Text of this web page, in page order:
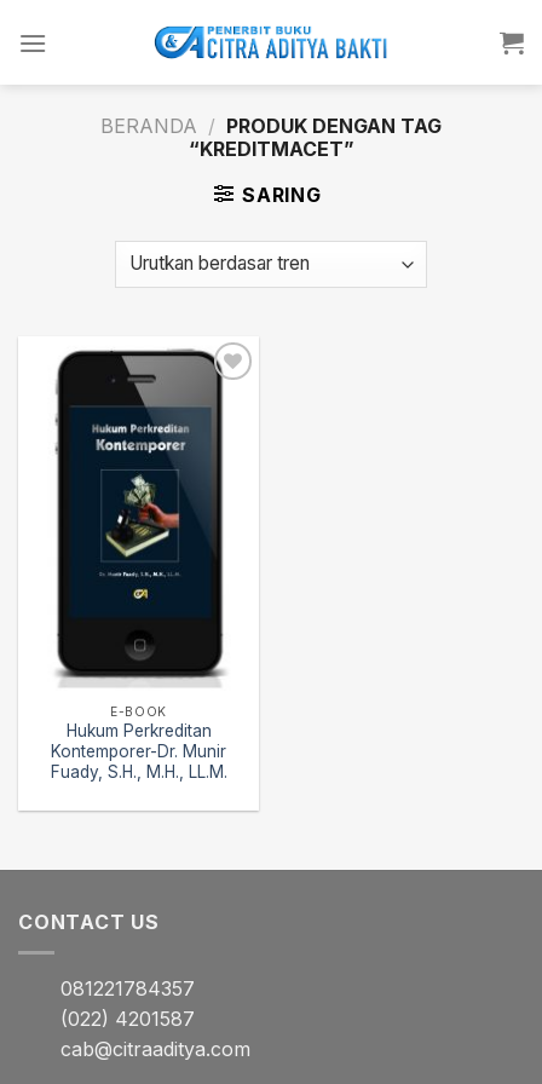
BERANDA / PRODUK DENGAN TAG
“KREDITMACET”
SARING
E-BOOK
Hukum Perkreditan
Kontemporer-Dr. Munir
Fuady, S.H., M.H., LL.M.
CONTACT US
081221784357
(022) 4201587
cab@citraaditya.com